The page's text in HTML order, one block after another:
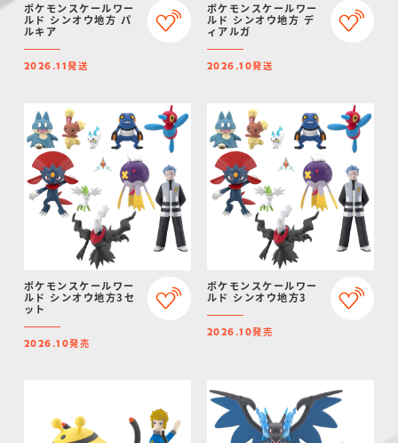
ポケモンスケールワー
ルド シンオウ地方 パ
ルキア
2026.11発送
ポケモンスケールワー
ルド シンオウ地方 デ
ィアルガ
2026.10発送
ポケモンスケールワー
ルド シンオウ地方3セ
ット
2026.10発売
ポケモンスケールワー
ルド シンオウ地方3
2026.10発売